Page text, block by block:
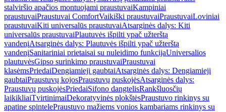
stalviršio apačios montuojami praustuvaiKampiniai
praustuvaiPraustuvai ComfortVaikiški praustuvaiPraustuvaiLoviniai
praustuvaiKiti universalūs praustuvaiAtsarginės dalys: Kiti
universalūs praustuvaiPlautuvės išpilti ypač užterštą
vandenįAtsarginės dalys: Plautuvės išpilti ypač užterštą
vandenįSanitariniai prietaisai su nuleidimo funkcijaUniversalios
plautuvėsGipso surinkimo praustuvaiPraustuvai
klasėmsPriedaiDengiamieji gaubtaiAtsarginės dalys: Dengiamieji
gaubtaiPraustuvų kojosPraustuvų puskojėsAtsarginės dalys:
Praustuvų puskojėsPriedaiSifono dangtelisRankšluosčių
laikikliaiTvirtinimaiDekoratyvinės plokštėsPraustuvo rinkinys su
apatine spintelePraustuvo mažiems vonios kambariams rinkinys su